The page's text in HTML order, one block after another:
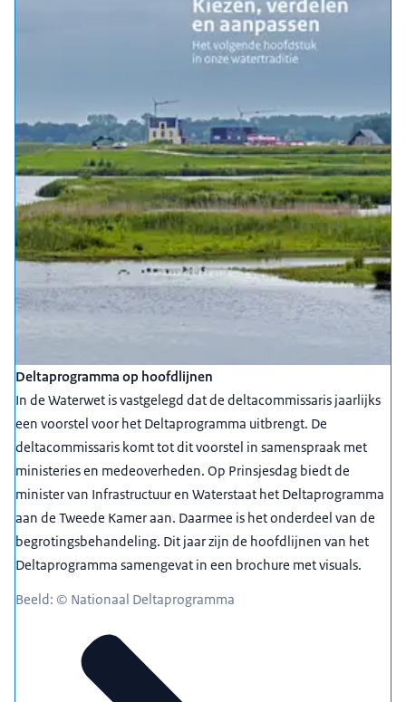
Deltaprogramma op hoofdlijnen
In de Waterwet is vastgelegd dat de deltacommissaris jaarlijks
een voorstel voor het Deltaprogramma uitbrengt. De
deltacommissaris komt tot dit voorstel in samenspraak met
ministeries en medeoverheden. Op Prinsjesdag biedt de
minister van Infrastructuur en Waterstaat het Deltaprogramma
aan de Tweede Kamer aan. Daarmee is het onderdeel van de
begrotingsbehandeling. Dit jaar zijn de hoofdlijnen van het
Deltaprogramma samengevat in een brochure met visuals.
Beeld: © Nationaal Deltaprogramma